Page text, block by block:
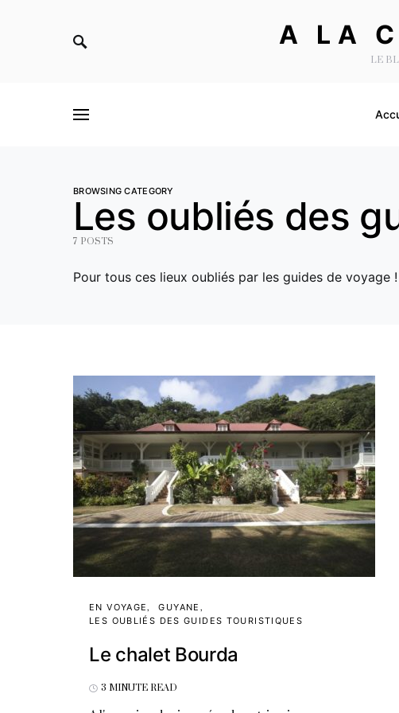
A LA
LE
BROWSING CATEGORY
Les oubliés des
7 POSTS
Pour tous ces lieux oubliés par les guides de voyage !
EN VOYAGE
GUYANE
LES OUBLIÉS DES GUIDES TOURISTIQUES
Le chalet Bourda
3 MINUTE READ